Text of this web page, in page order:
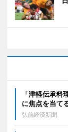
「津軽伝承
に焦点を当て
弘前経済新聞